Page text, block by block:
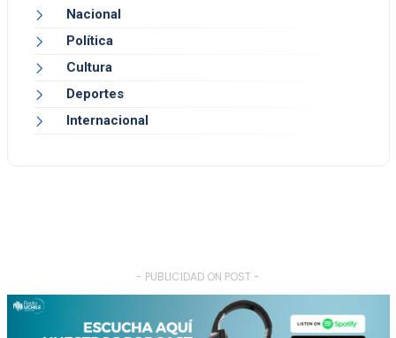
Nacional
Política
Cultura
Deportes
Internacional
- PUBLICIDAD ON POST -